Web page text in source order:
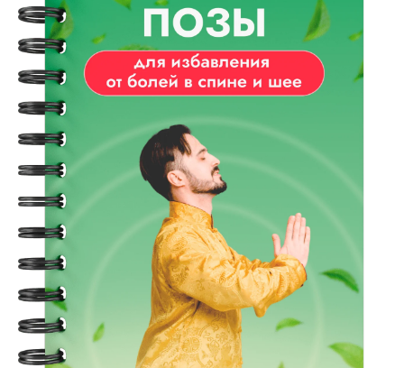
Оформить заявку
на тариф “Я сам”
Оформить заявку
на тариф “С куратором”